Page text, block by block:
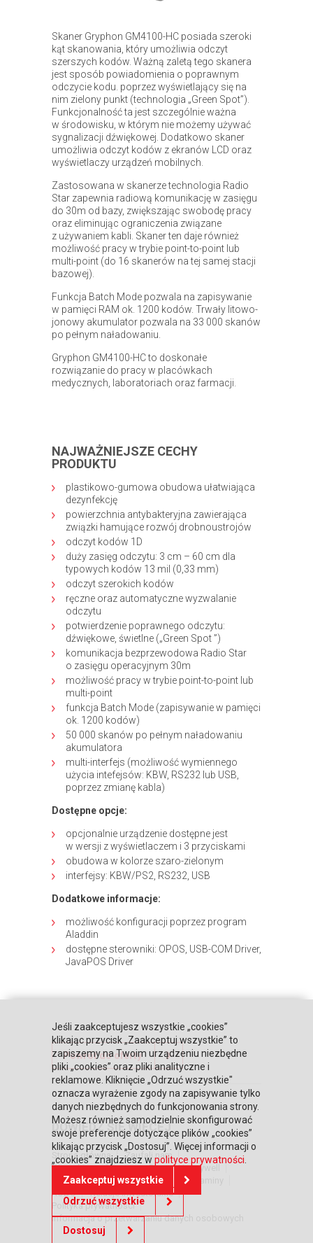
Skaner Gryphon GM4100-HC posiada szeroki
kąt skanowania, który umożliwia odczyt
szerszych kodów. Ważną zaletą tego skanera
jest sposób powiadomienia o poprawnym
odczycie kodu. poprzez wyświetlający się na
nim zielony punkt (technologia „Green Spot”).
Funkcjonalność ta jest szczególnie ważna
w środowisku, w którym nie możemy używać
sygnalizacji dźwiękowej. Dodatkowo skaner
umożliwia odczyt kodów z ekranów LCD oraz
wyświetlaczy urządzeń mobilnych.
Zastosowana w skanerze technologia Radio
Star zapewnia radiową komunikację w zasięgu
do 30m od bazy, zwiększając swobodę pracy
oraz eliminując ograniczenia związane
z używaniem kabli. Skaner ten daje również
możliwość pracy w trybie point-to-point lub
multi-point (do 16 skanerów na tej samej stacji
bazowej).
Funkcja Batch Mode pozwala na zapisywanie
w pamięci RAM ok. 1200 kodów. Trwały litowo-
jonowy akumulator pozwala na 33 000 skanów
po pełnym naładowaniu.
Gryphon GM4100-HC to doskonałe
rozwiązanie do pracy w placówkach
medycznych, laboratoriach oraz farmacji.
NAJWAŻNIEJSZE CECHY
PRODUKTU
plastikowo-gumowa obudowa ułatwiająca
dezynfekcję
powierzchnia antybakteryjna zawierająca
związki hamujące rozwój drobnoustrojów
odczyt kodów 1D
duży zasięg odczytu: 3 cm – 60 cm dla
typowych kodów 13 mil (0,33 mm)
odczyt szerokich kodów
ręczne oraz automatyczne wyzwalanie
odczytu
potwierdzenie poprawnego odczytu:
dźwiękowe, świetlne („Green Spot ”)
komunikacja bezprzewodowa Radio Star
o zasięgu operacyjnym 30m
możliwość pracy w trybie point-to-point lub
multi-point
funkcja Batch Mode (zapisywanie w pamięci
ok. 1200 kodów)
50 000 skanów po pełnym naładowaniu
akumulatora
multi-interfejs (możliwość wymiennego
użycia intefejsów: KBW, RS232 lub USB,
poprzez zmianę kabla)
Dostępne opcje:
opcjonalnie urządzenie dostępne jest
w wersji z wyświetlaczem i 3 przyciskami
obudowa w kolorze szaro-zielonym
interfejsy: KBW/PS2, RS232, USB
Dodatkowe informacje:
możliwość konfiguracji poprzez program
Aladdin
dostępne sterowniki: OPOS, USB-COM Driver,
JavaPOS Driver
Powrót do oferty
DOWIEDZ SIĘ WIĘCEJ
Strona główna
Zaufali nam
Warunki współpracy
Poznaj Honeywell
BLIKIEM na kasach POSNET
Regulaminy
RODO
Relacje inwestorskie
Polityka prywatności
Informacja o przetwarzaniu danych osobowych
Jeśli zaakceptujesz wszystkie „cookies”
klikając przycisk „Zaakceptuj wszystkie” to
zapiszemy na Twoim urządzeniu niezbędne
pliki „cookies” oraz pliki analityczne i
reklamowe. Kliknięcie „Odrzuć wszystkie"
oznacza wyrażenie zgody na zapisywanie tylko
danych niezbędnych do funkcjonowania strony.
Możesz również samodzielnie skonfigurować
swoje preferencje dotyczące plików „cookies”
klikając przycisk „Dostosuj”. Więcej informacji o
„cookies” znajdziesz wpolityce prywatności
Zaakceptuj wszystkie
Odrzuć wszystkie
Dostosuj